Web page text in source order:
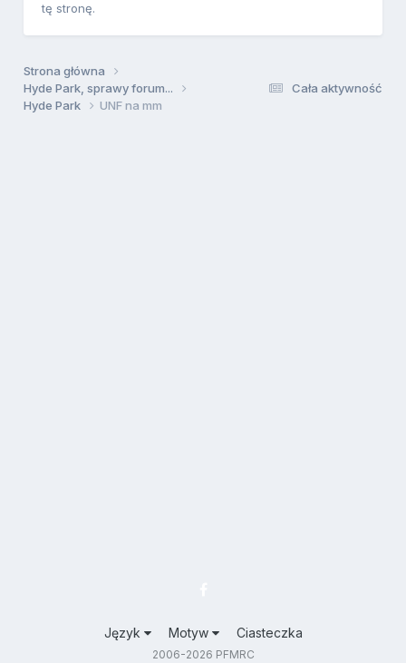
tę stronę.
Cała aktywność
Strona główna
Hyde Park, sprawy forum...
Hyde Park
UNF na mm
Język Motyw Ciasteczka
2006-2026 PFMRC